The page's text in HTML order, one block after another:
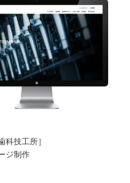
科技工所］
ジ制作